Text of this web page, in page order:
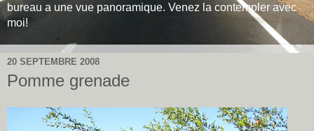
bureau a une vue panoramique. Venez la contempler avec
moi!
20 SEPTEMBRE 2008
Pomme grenade